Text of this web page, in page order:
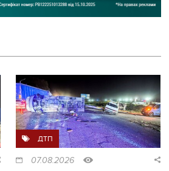
ДТП
07.08.2026